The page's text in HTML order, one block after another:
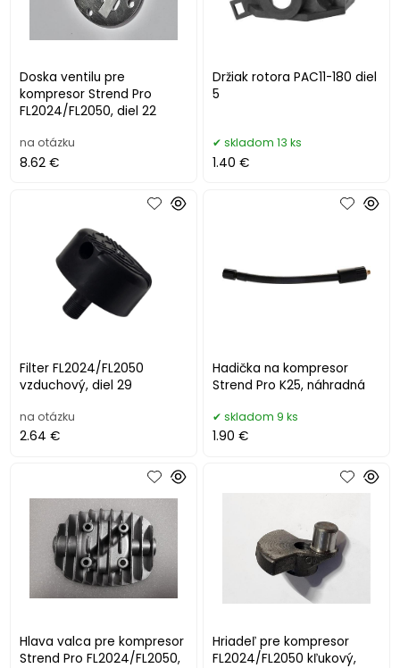
Doska ventilu pre
kompresor Strend Pro
FL2024/FL2050, diel 22
na otázku
8.62 €
Držiak rotora PAC11-180 diel
5
skladom 13 ks
1.40 €
Filter FL2024/FL2050
vzduchový, diel 29
na otázku
2.64 €
Hadička na kompresor
Strend Pro K25, náhradná
skladom 9 ks
1.90 €
Hlava valca pre kompresor
Strend Pro FL2024/FL2050,
Hriadeľ pre kompresor
FL2024/FL2050 kľukový,